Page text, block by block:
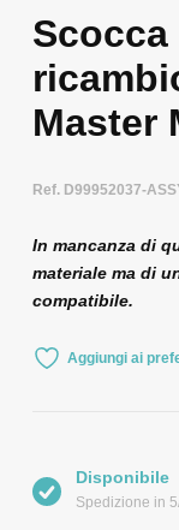
Master
Ref. D99952037-
In mancanza di
materiale ma di
compatibile.
Aggiungi ai
Disponibile
Spedizione in